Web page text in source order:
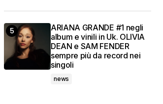
ARIANA GRANDE #1 negli
album e vinili in Uk. OLIVIA
DEAN e SAM FENDER
sempre più da record nei
singoli
news